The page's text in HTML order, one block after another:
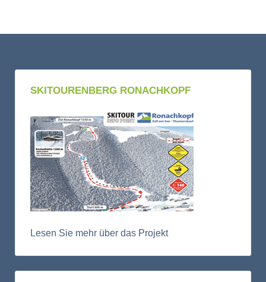
SKITOURENBERG RONACHKOPF
Lesen Sie mehr über das Projekt